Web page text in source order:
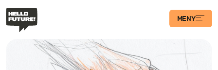
MENY
Våra Program